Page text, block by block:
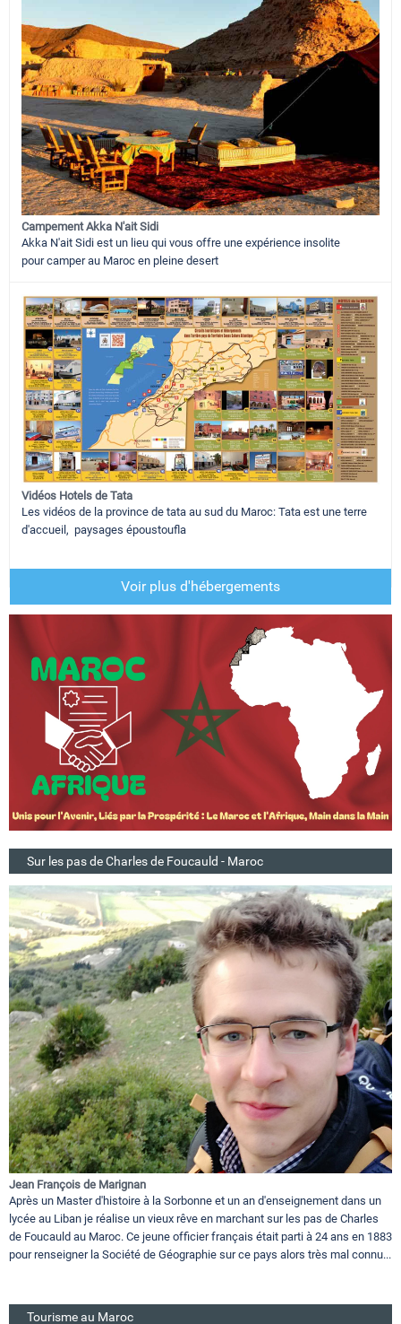
Campement Akka N'ait Sidi
Akka N'ait Sidi est un lieu qui vous offre une expérience insolite
pour camper au Maroc en pleine desert
Vidéos Hotels de Tata
Les vidéos de la province de tata au sud du Maroc: Tata est une terre
d'accueil, paysages époustoufla
Voir plus d'hébergements
Sur les pas de Charles de Foucauld - Maroc
Jean François de Marignan
Après un Master d'histoire à la Sorbonne et un an d'enseignement dans un
lycée au Liban je réalise un vieux rêve en marchant sur les pas de Charles
de Foucauld au Maroc. Ce jeune officier français était parti à 24 ans en 1883
pour renseigner la Société de Géographie sur ce pays alors très mal connu...
Tourisme au Maroc